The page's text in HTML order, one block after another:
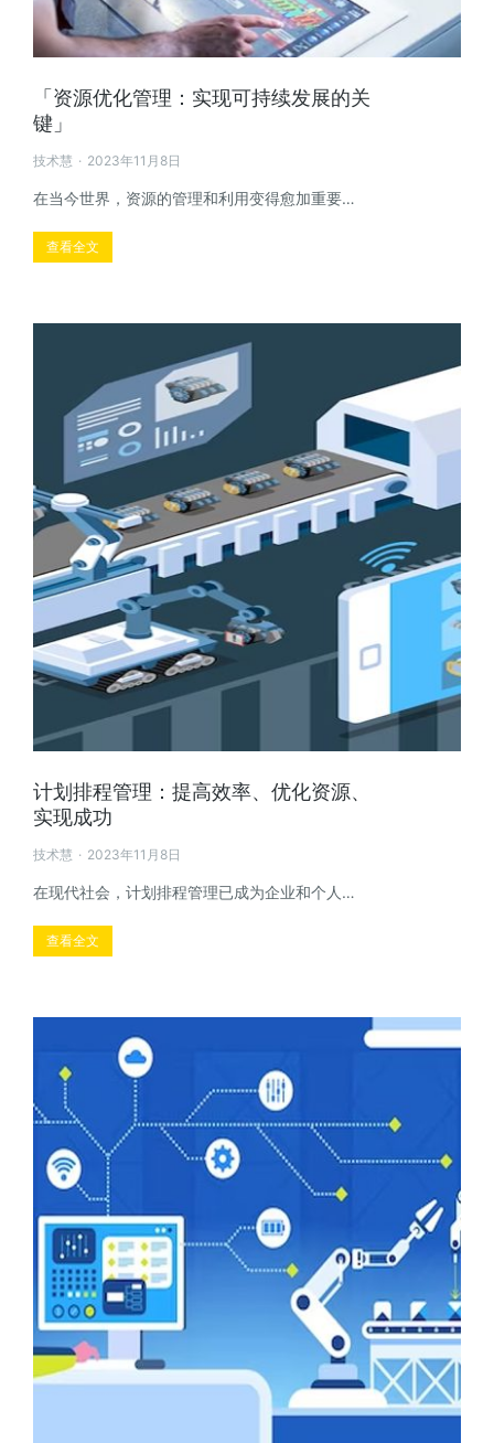
「资源优化管理：实现可持续发展的关
键」
技术慧 2023年11月8日
在当今世界，资源的管理和利用变得愈加重要…
查看全文
计划排程管理：提高效率、优化资源、
实现成功
技术慧 2023年11月8日
在现代社会，计划排程管理已成为企业和个人…
查看全文